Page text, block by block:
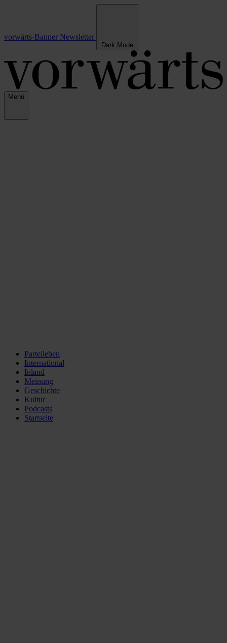
vorwärts-Banner Newsletter
Dark Mode
Menü
Parteileben
International
Inland
Meinung
Geschichte
Kultur
Podcasts
Startseite